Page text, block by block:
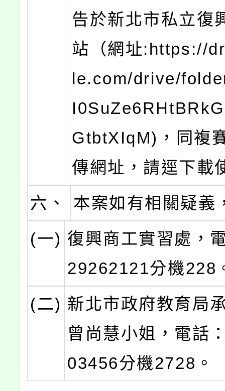
告於新北市私立復
站（網址:https://
le.com/drive/
GtbtXIqM)，同複
傳網址，請逕下載
六、
本案如有相關疑義
(一) 復興商工實習處，
29262121分機228
(二) 新北市政府教育局
曾尚慧小姐，電話
03456分機2728。